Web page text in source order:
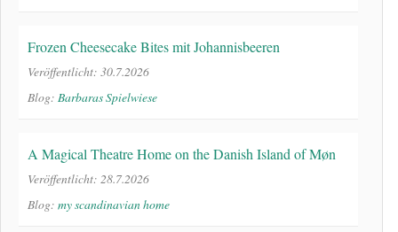
Frozen Cheesecake Bites mit Johannisbeeren
Veröffentlicht: 30.7.2026
Blog: Barbaras Spielwiese
A Magical Theatre Home on the Danish Island of Møn
Veröffentlicht: 28.7.2026
Blog: my scandinavian home